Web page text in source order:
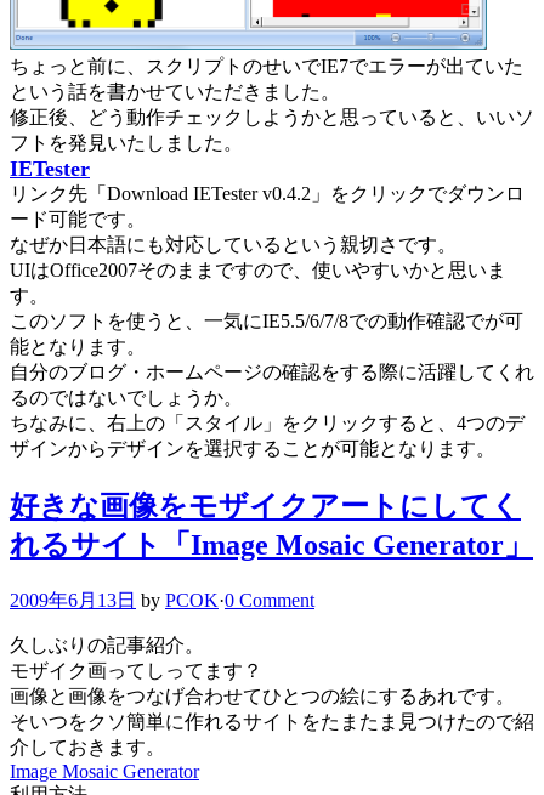
ちょっと前に、スクリプトのせいでIE7でエラーが出ていた
という話を書かせていただきました。
修正後、どう動作チェックしようかと思っていると、いいソ
フトを発見いたしました。
IETester
リンク先「Download IETester v0.4.2」をクリックでダウンロ
ード可能です。
なぜか日本語にも対応しているという親切さです。
UIはOffice2007そのままですので、使いやすいかと思いま
す。
このソフトを使うと、一気にIE5.5/6/7/8での動作確認でが可
能となります。
自分のブログ・ホームページの確認をする際に活躍してくれ
るのではないでしょうか。
ちなみに、右上の「スタイル」をクリックすると、4つのデ
ザインからデザインを選択することが可能となります。
好きな画像をモザイクアートにしてく
れるサイト「Image Mosaic Generator」
2009年6月13日 by PCOK·0 Comment
久しぶりの記事紹介。
モザイク画ってしってます？
画像と画像をつなげ合わせてひとつの絵にするあれです。
そいつをクソ簡単に作れるサイトをたまたま見つけたので紹
介しておきます。
Image Mosaic Generator